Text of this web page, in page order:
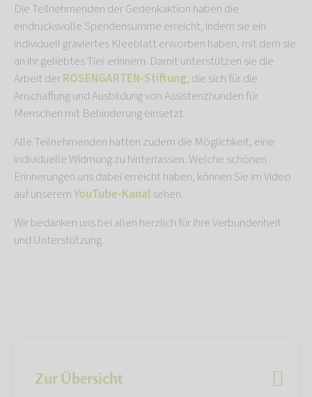
Die Teilnehmenden der Gedenkaktion haben die
eindrucksvolle Spendensumme erreicht, indem sie ein
individuell graviertes Kleeblatt erworben haben, mit dem sie
an ihr geliebtes Tier erinnern. Damit unterstützen sie die
Arbeit derROSENGARTEN-Stiftung, die sich für die
Anschaffung und Ausbildung von Assistenzhunden für
Menschen mit Behinderung einsetzt.
Alle Teilnehmenden hatten zudem die Möglichkeit, eine
individuelle Widmung zu hinterlassen. Welche schönen
Erinnerungen uns dabei erreicht haben, können Sie im Video
auf unseremYouTube-Kanalsehen.
Wir bedanken uns bei allen herzlich für ihre Verbundenheit
und Unterstützung.
Zur Übersicht